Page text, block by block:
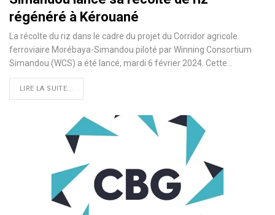
régénéré à Kérouané
La récolte du riz dans le cadre du projet du Corridor agricole
ferroviaire Morébaya-Simandou piloté par Winning Consortium
Simandou (WCS) a été lancé, mardi 6 février 2024. Cette…
LIRE LA SUITE...